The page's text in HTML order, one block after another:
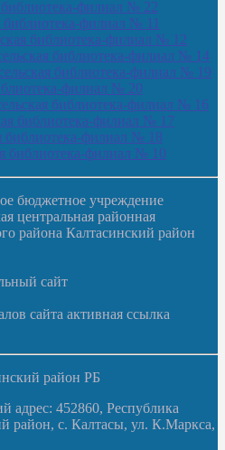
библиотека-филиал № 22
библиотека-филиал № 11
библиотека-филиал № 12
библиотека-филиал № 14
библиотека-филиал № 19
филиал № 20
библиотека-филиал № 16
библиотека-филиал № 17
библиотека-филиал № 18
библиотека-филиал № 10
бюджетное учреждение
центральная районная
района Калтасинский район
сайт
сайта активная ссылка
район РБ
адрес: 452860, Республика
район, с. Калтасы, ул. К.Маркса,